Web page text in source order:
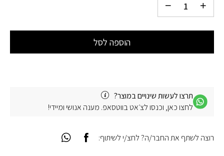
הוספה לסל
תרצו לעשות שינויים במוצר?
לחצו כאן, וכנסו לצ׳אט בווטסאפ. מענה אנושי ומיידי!
רוצה לשתף את החבר/ה? לחצ/י לשיתוף: